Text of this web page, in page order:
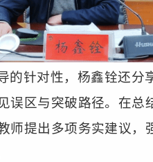
的针对性，杨鑫铨还分
误区与突破路径。在总
师提出多项务实建议，